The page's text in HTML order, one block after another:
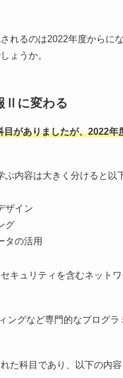
れるのは2022年度からに
ょうか。
Ⅱに変わる
目がありましたが、2022
内容は大きく分けると以
ザイン
グ
タの活用
キュリティを含むネット
ングなど専門的なプログ
た科目であり、以下の内容